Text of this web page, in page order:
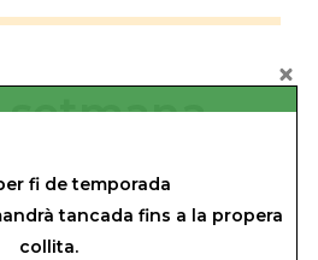
(estada mínima 2 nits)
fi de temporada
tancada fins a la propera
collita.